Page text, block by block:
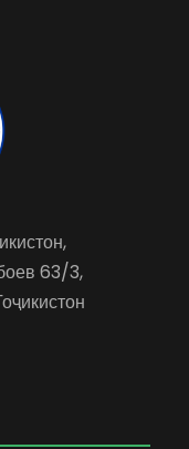
63/3,